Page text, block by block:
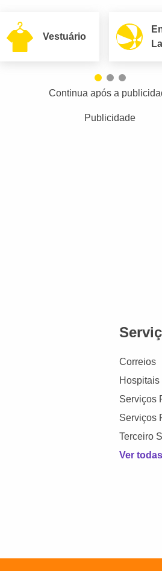
Vestuário
Continua após a
Publicidade
Correios
Hospitais
Serviços
Serviços
Terceiro
Ver